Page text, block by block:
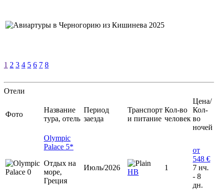
1 2 3 4 5 6 7 8
Отели
Фото
Название
тура, отель
Период
заезда
Транспорт
и питание
Кол-во
человек
Цена/
Кол-
во
ночей
Olympic
Palace 5*
Отдых на
море,
Греция
Июль/2026
HB
1
от
548 €
7 нч.
- 8
дн.